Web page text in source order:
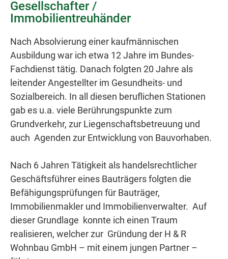
Gesellschafter /
Immobilientreuhänder
Nach Absolvierung einer kaufmännischen
Ausbildung war ich etwa 12 Jahre im Bundes-
Fachdienst tätig. Danach folgten 20 Jahre als
leitender Angestellter im Gesundheits- und
Sozialbereich. In all diesen beruflichen Stationen
gab es u.a. viele Berührungspunkte zum
Grundverkehr, zur Liegenschaftsbetreuung und
auch Agenden zur Entwicklung von Bauvorhaben.
Nach 6 Jahren Tätigkeit als handelsrechtlicher
Geschäftsführer eines Bauträgers folgten die
Befähigungsprüfungen für Bauträger,
Immobilienmakler und Immobilienverwalter. Auf
dieser Grundlage konnte ich einen Traum
realisieren, welcher zur Gründung der H & R
Wohnbau GmbH – mit einem jungen Partner –